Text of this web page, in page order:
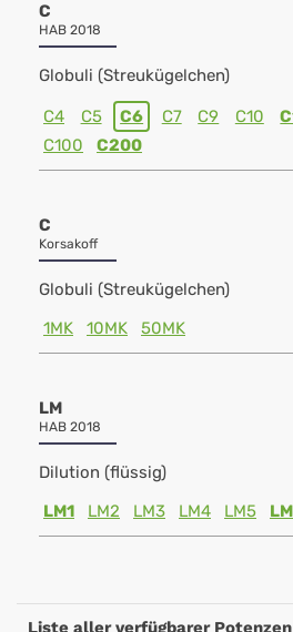
C
HAB 2018
Globuli (Streukügelchen)
C4 C5 C6 C7 C9 C10
C100
C200
C
Korsakoff
Globuli (Streukügelchen)
1MK
10MK 50MK
LM
HAB 2018
Dilution (flüssig)
LM1
LM2 LM3 LM4 LM5
Liste aller verfügbarer Potenzen